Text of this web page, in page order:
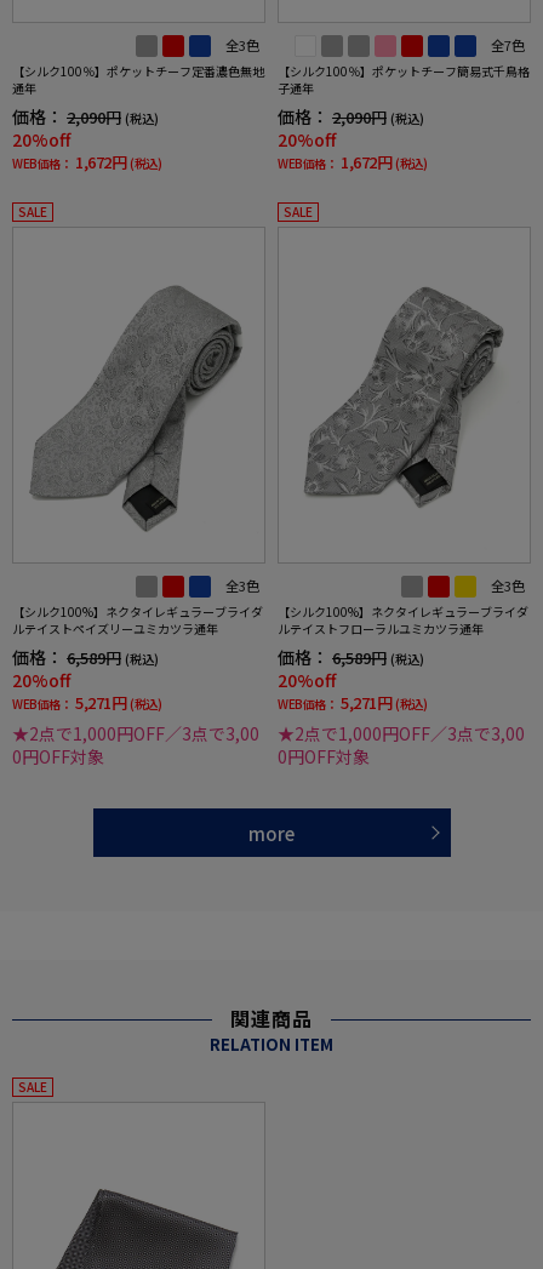
全3色
【シルク100％】ポケットチーフ定番濃色無地
通年
価格： 2,090円 (税込)
20%off
WEB価格： 1,672円 (税込)
全7色
【シルク100％】ポケットチーフ簡易式千鳥格
子通年
価格： 2,090円 (税込)
20%off
WEB価格： 1,672円 (税込)
SALE
全3色
【シルク100%】ネクタイレギュラーブライダ
ルテイストペイズリーユミカツラ通年
価格： 6,589円 (税込)
20%off
WEB価格： 5,271円 (税込)
★2点で1,000円OFF／3点で3,00
0円OFF対象
SALE
全3色
【シルク100%】ネクタイレギュラーブライダ
ルテイストフローラルユミカツラ通年
価格： 6,589円 (税込)
20%off
WEB価格： 5,271円 (税込)
★2点で1,000円OFF／3点で3,00
0円OFF対象
more
関連商品
RELATION ITEM
SALE